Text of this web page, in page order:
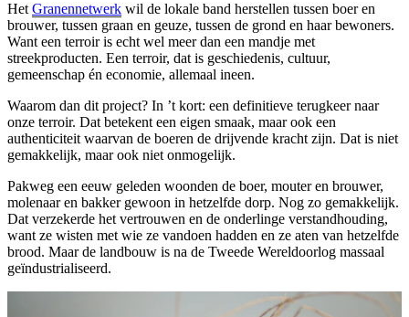
Het Granennetwerk wil de lokale band herstellen tussen boer en
brouwer, tussen graan en geuze, tussen de grond en haar bewoners.
Want een terroir is echt wel meer dan een mandje met
streekproducten. Een terroir, dat is geschiedenis, cultuur,
gemeenschap én economie, allemaal ineen.
Waarom dan dit project? In ’t kort: een definitieve terugkeer naar
onze terroir. Dat betekent een eigen smaak, maar ook een
authenticiteit waarvan de boeren de drijvende kracht zijn. Dat is niet
gemakkelijk, maar ook niet onmogelijk.
Pakweg een eeuw geleden woonden de boer, mouter en brouwer,
molenaar en bakker gewoon in hetzelfde dorp. Nog zo gemakkelijk.
Dat verzekerde het vertrouwen en de onderlinge verstandhouding,
want ze wisten met wie ze vandoen hadden en ze aten van hetzelfde
brood. Maar de landbouw is na de Tweede Wereldoorlog massaal
geïndustrialiseerd.